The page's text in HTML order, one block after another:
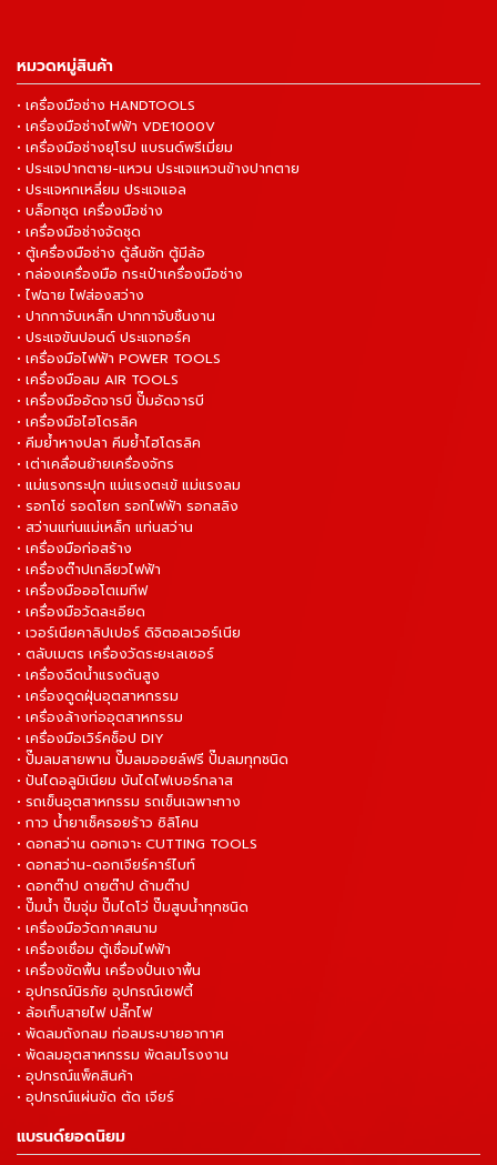
หมวดหมู่สินค้า
• เครื่องมือช่าง HANDTOOLS
• เครื่องมือช่างไฟฟ้า VDE1000V
• เครื่องมือช่างยุโรป แบรนด์พรีเมี่ยม
• ประแจปากตาย-แหวน ประแจแหวนข้างปากตาย
• ประแจหกเหลี่ยม ประแจแอล
• บล็อกชุด เครื่องมือช่าง
• เครื่องมือช่างจัดชุด
• ตู้เครื่องมือช่าง ตู้ลิ้นชัก ตู้มีล้อ
• กล่องเครื่องมือ กระเป๋าเครื่องมือช่าง
• ไฟฉาย ไฟส่องสว่าง
• ปากกาจับเหล็ก ปากกาจับชิ้นงาน
• ประแจขันปอนด์ ประแจทอร์ค
• เครื่องมือไฟฟ้า POWER TOOLS
• เครื่องมือลม AIR TOOLS
• เครื่องมืออัดจารบี ปั๊มอัดจารบี
• เครื่องมือไฮโดรลิค
• คีมย้ำหางปลา คีมย้ำไฮโดรลิค
• เต่าเคลื่อนย้ายเครื่องจักร
• แม่แรงกระปุก แม่แรงตะเข้ แม่แรงลม
• รอกโซ่ รอดโยก รอกไฟฟ้า รอกสลิง
• สว่านแท่นแม่เหล็ก แท่นสว่าน
• เครื่องมือก่อสร้าง
• เครื่องต๊าปเกลียวไฟฟ้า
• เครื่องมือออโตเมทีฟ
• เครื่องมือวัดละเอียด
• เวอร์เนียคาลิปเปอร์ ดิจิตอลเวอร์เนีย
• ตลับเมตร เครื่องวัดระยะเลเซอร์
• เครื่องฉีดน้ำแรงดันสูง
• เครื่องดูดฝุ่นอุตสาหกรรม
• เครื่องล้างท่ออุตสาหกรรม
• เครื่องมือเวิร์คช็อป DIY
• ปั๊มลมสายพาน ปั๊มลมออยล์ฟรี ปั๊มลมทุกชนิด
• ปันไดอลูมิเนียม บันไดไฟเบอร์กลาส
• รถเข็นอุตสาหกรรม รถเข็นเฉพาะทาง
• กาว น้ำยาเช็ครอยร้าว ซิลิโคน
• ดอกสว่าน ดอกเจาะ CUTTING TOOLS
• ดอกสว่าน-ดอกเจียร์คาร์ไบท์
• ดอกต๊าป ดายต๊าป ด้ามต๊าป
• ปั๊มน้ำ ปั๊มจุ่ม ปั๊มไดโว่ ปั๊มสูบน้ำทุกชนิด
• เครื่องมือวัดภาคสนาม
• เครื่องเชื่อม ตู้เชื่อมไฟฟ้า
• เครื่องขัดพื้น เครื่องปั่นเงาพื้น
• อุปกรณ์นิรภัย อุปกรณ์เซฟตี้
• ล้อเก็บสายไฟ ปลั๊กไฟ
• พัดลมถังกลม ท่อลมระบายอากาศ
• พัดลมอุตสาหกรรม พัดลมโรงงาน
• อุปกรณ์แพ็คสินค้า
• อุปกรณ์แผ่นขัด ตัด เจียร์
แบรนด์ยอดนิยม